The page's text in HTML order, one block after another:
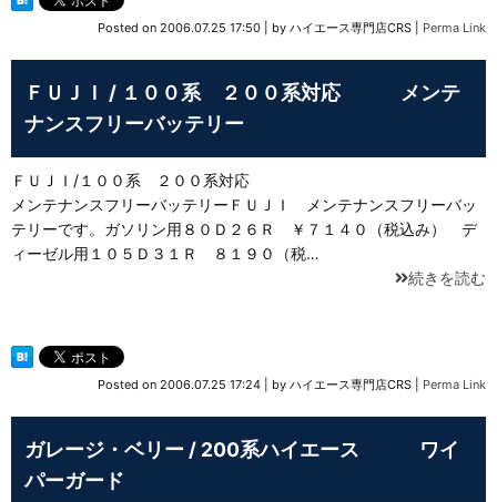
Posted on 2006.07.25 17:50 by ハイエース専門店CRS Perma Link
ＦＵＪＩ / １００系 ２００系対応 メンテ
ナンスフリーバッテリー
ＦＵＪＩ/１００系 ２００系対応
メンテナンスフリーバッテリーＦＵＪＩ メンテナンスフリーバッ
テリーです。ガソリン用８０Ｄ２６Ｒ ￥７１４０（税込み） デ
ィーゼル用１０５Ｄ３１Ｒ ８１９０（税…
続きを読む
Posted on 2006.07.25 17:24 by ハイエース専門店CRS Perma Link
ガレージ・ベリー / 200系ハイエース ワイ
パーガード